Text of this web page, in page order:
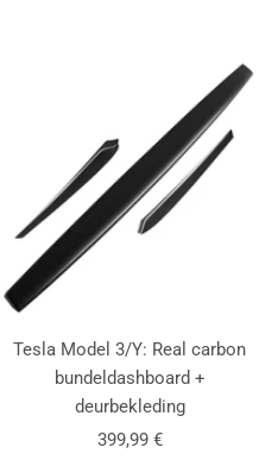
Tesla Model 3/Y: Real carbon
bundeldashboard +
deurbekleding
Aanbiedingsprijs
399,99 €